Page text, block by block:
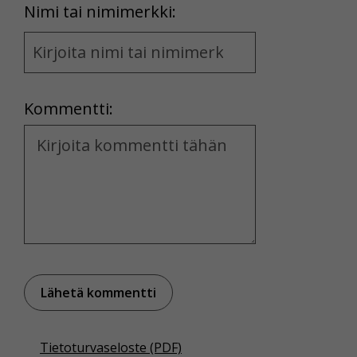
Nimi tai nimimerkki:
Name
and
Kommentti:
Kommentti
Tietoturvaseloste (PDF)